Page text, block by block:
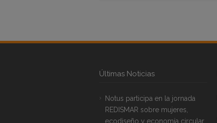
Últimas Noticias
Notus participa en la jornada
REDISMAR sobre mujeres,
ecodiseño y economía circular